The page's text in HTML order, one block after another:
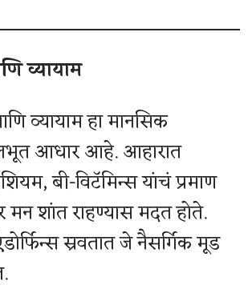
व्यायाम
व्यायाम हा मानसिक
आधार आहे. आहारात
बी-विटॅमिन्स यांचं प्रमाण
शांत राहण्यास मदत होते.
स्रवतात जे नैसर्गिक मूड